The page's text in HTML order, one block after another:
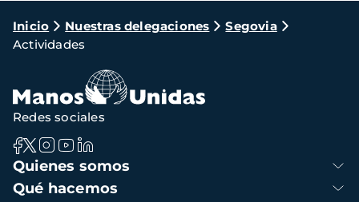
Ruta
de
navegación
Inicio Nuestras delegaciones
Segovia
Actividades
Navegación
principal
Quienes somos
Qué hacemos
Redes sociales